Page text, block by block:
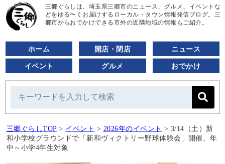
三郷ぐらしは、埼玉県三郷市のニュース、グルメ、イベントな
どをゆる〜くお届けするローカル・タウン情報発信ブログ。三
郷市からおでかけできる市外の近隣地域の情報もご紹介。
ホーム 開店・閉店 ニュース
イベント グルメ おでかけ
三郷ぐらしTOP > イベント > 2026年のイベント > 3/14（土）新
和小学校グラウンドで「新和ヴィクトリー野球体験会」開催、年
中～小学4年生対象